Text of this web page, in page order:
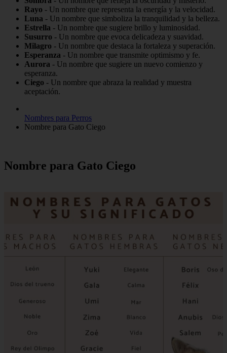
Rayo - Un nombre que representa la energía y la velocidad.
Luna - Un nombre que simboliza la tranquilidad y la belleza.
Estrella - Un nombre que sugiere brillo y luminosidad.
Susurro - Un nombre que evoca delicadeza y suavidad.
Milagro - Un nombre que destaca la fortaleza y superación.
Esperanza - Un nombre que transmite optimismo y fe.
Aurora - Un nombre que sugiere un nuevo comienzo y
esperanza.
Ciego - Un nombre que abraza la realidad y muestra
aceptación.
Nombres para Perros
Nombre para Gato Ciego
Nombre para Gato Ciego